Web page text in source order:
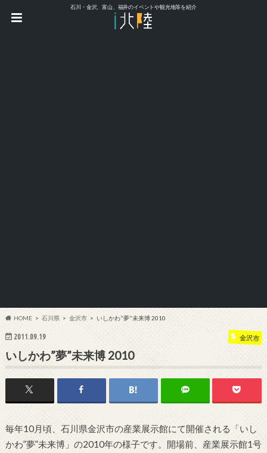
石川・金沢、富山、福井のイベントや観光地等を紹介
HOME 石川県 金沢市 いしかわ"夢"未来博 2010
2011.09.19 金沢市
いしかわ”夢”未来博 2010
毎年10月頃、石川県金沢市の産業展示館にて開催される「いし
かわ”夢”未来博」の2010年の様子です。開場前、産業展示館1号